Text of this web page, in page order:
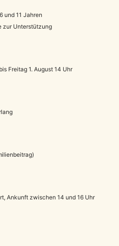
und 11 Jahren
zur Unterstützung
Freitag 1. August 14 Uhr
Ankunft zwischen 14 und 16 Uhr